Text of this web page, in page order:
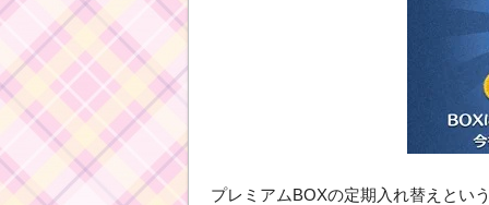
プレミアムBOXの定期入れ替えとい